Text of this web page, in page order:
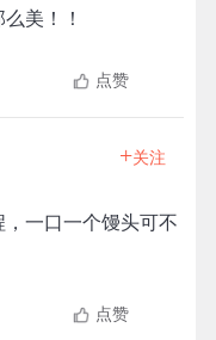
美！！
点赞
+关注
一口一个馒头可不
点赞